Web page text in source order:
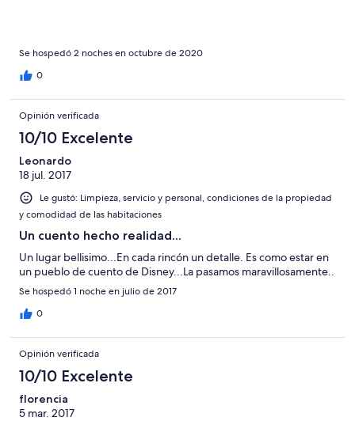
Se hospedó 2 noches en octubre de 2020
0
Opinión verificada
10/10 Excelente
Leonardo
18 jul. 2017
Le gustó: Limpieza, servicio y personal, condiciones de la propiedad
y comodidad de las habitaciones
Un cuento hecho realidad...
Un lugar bellisimo...En cada rincón un detalle. Es como estar en
un pueblo de cuento de Disney...La pasamos maravillosamente..
Se hospedó 1 noche en julio de 2017
0
Opinión verificada
10/10 Excelente
florencia
5 mar. 2017